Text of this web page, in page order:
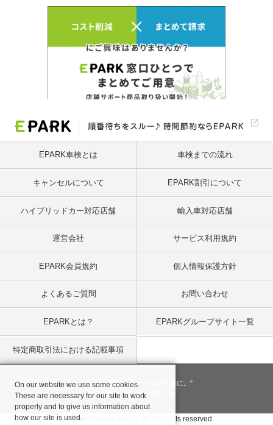
EPARK車検とは 車検までの流れ
キャンセルについて EPARK割引について
ハイブリッドカー対応店舗 輸入車対応店舗
運営会社 サービス利用規約
EPARK会員規約 個人情報保護方針
よくあるご質問 お問い合わせ
EPARKとは？ EPARKグループサイト一覧
特定商取引法における記載事項
"一回のお客様を、一生のお客様に。"
© 2001- 2026 EPARK, Inc.
Copyright©databank co, ltd. All rights reserved.
On our website we use some cookies.
These are necessary for our site to work
properly and to give us information about
how our site is used.